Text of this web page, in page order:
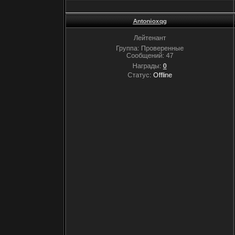
Antonioxqg
Лейтенант
Группа: Проверенные
Сообщений: 47
Награды: 0
Статус: Offline